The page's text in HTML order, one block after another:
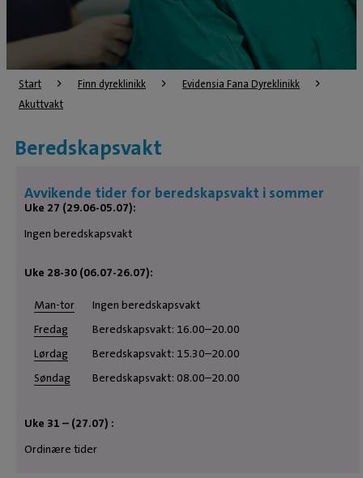
Start Finn dyreklinikk
Evidensia Fana Dyreklinikk
Akuttvakt
Beredskapsvakt
Avvikende tider for beredskapsvakt i sommer
Uke 27 (29.06-05.07):
Ingen beredskapsvakt
Uke 28-30 (06.07-26.07):
Man-tor
Ingen beredskapsvakt
Fredag
Beredskapsvakt: 16.00–20.00
Lørdag
Beredskapsvakt: 15.30–20.00
Søndag
Beredskapsvakt: 08.00–20.00
Uke 31 – (27.07) :
Ordinære tider